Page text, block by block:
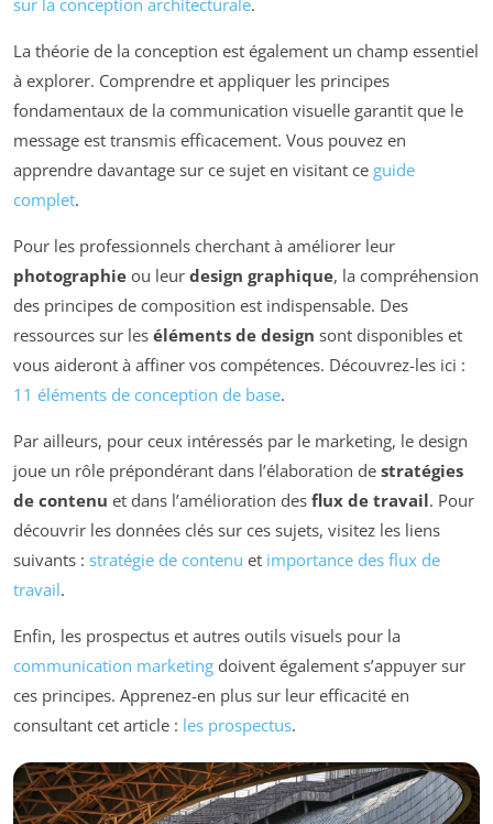
sur la conception architecturale.
La théorie de la conception est également un champ essentiel
à explorer. Comprendre et appliquer les principes
fondamentaux de la communication visuelle garantit que le
message est transmis efficacement. Vous pouvez en
apprendre davantage sur ce sujet en visitant ce guide
complet.
Pour les professionnels cherchant à améliorer leur
photographie ou leur design graphique, la compréhension
des principes de composition est indispensable. Des
ressources sur les éléments de design sont disponibles et
vous aideront à affiner vos compétences. Découvrez-les ici :
11 éléments de conception de base.
Par ailleurs, pour ceux intéressés par le marketing, le design
joue un rôle prépondérant dans l’élaboration de stratégies
de contenu et dans l’amélioration des flux de travail. Pour
découvrir les données clés sur ces sujets, visitez les liens
suivants : stratégie de contenu et importance des flux de
travail.
Enfin, les prospectus et autres outils visuels pour la
communication marketing doivent également s’appuyer sur
ces principes. Apprenez-en plus sur leur efficacité en
consultant cet article : les prospectus.